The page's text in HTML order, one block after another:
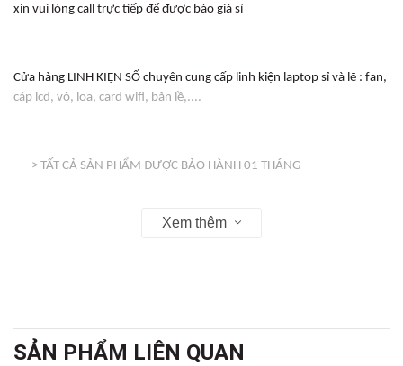
xin vui lòng call trực tiếp để được báo giá sỉ
Cửa hàng LINH KIỆN SỐ chuyên cung cấp linh kiện laptop sỉ và lẽ : fan,
cáp lcd, vỏ, loa, card wifi, bản lề,....
----> TẤT CẢ SẢN PHẨM ĐƯỢC BẢO HÀNH 01 THÁNG
Xem thêm
SẢN PHẨM LIÊN QUAN